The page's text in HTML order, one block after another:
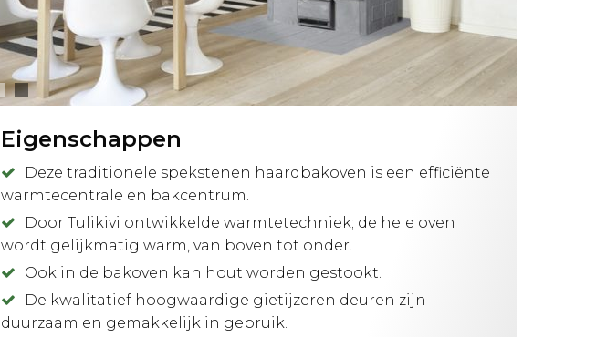
Eigenschappen
Deze traditionele spekstenen haardbakoven is een efficiënte
warmtecentrale en bakcentrum.
Door Tulikivi ontwikkelde warmtetechniek; de hele oven
wordt gelijkmatig warm, van boven tot onder.
Ook in de bakoven kan hout worden gestookt.
De kwalitatief hoogwaardige gietijzeren deuren zijn
duurzaam en gemakkelijk in gebruik.